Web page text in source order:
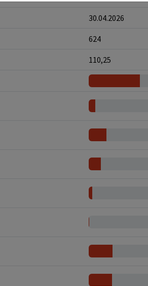
30.04.2026
624
110,25